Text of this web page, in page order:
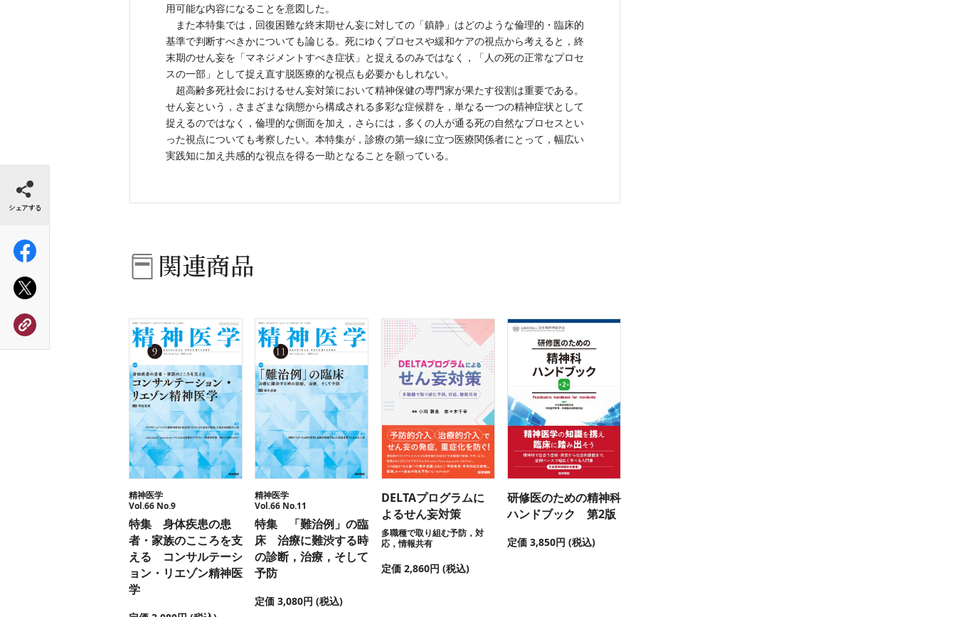
用可能な内容になることを意図した。
また本特集では，回復困難な終末期せん妄に対しての「鎮静」はどのような倫理的・臨床的
基準で判断すべきかについても論じる。死にゆくプロセスや緩和ケアの視点から考えると，終
末期のせん妄を「マネジメントすべき症状」と捉えるのみではなく，「人の死の正常なプロセ
スの一部」として捉え直す脱医療的な視点も必要かもしれない。
超高齢多死社会におけるせん妄対策において精神保健の専門家が果たす役割は重要である。
せん妄という，さまざまな病態から構成される多彩な症候群を，単なる一つの精神症状として
捉えるのではなく，倫理的な側面を加え，さらには，多くの人が通る死の自然なプロセスとい
った視点についても考察したい。本特集が，診療の第一線に立つ医療関係者にとって，幅広い
実践知に加え共感的な視点を得る一助となることを願っている。
関連商品
精神医学
Vol.66 No.9
特集 身体疾患の患
者・家族のこころを支
える コンサルテーシ
ョン・リエゾン精神医
学
精神医学
Vol.66 No.11
特集 「難治例」の臨
床 治療に難渋する時
の診断，治療，そして
予防
定価 3,080円 (税込)
DELTAプログラムに
よるせん妄対策
多職種で取り組む予防，対
応，情報共有
定価 2,860円 (税込)
研修医のための精神科
ハンドブック 第2版
定価 3,850円 (税込)